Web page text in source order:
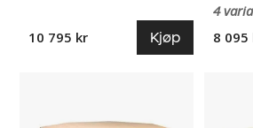
10 795 kr Kjøp
4
8 095